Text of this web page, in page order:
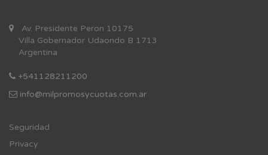
Av. Presidente Peron 10175
Villa Gobernador Udaondo B 1713
Argentina
+541128211200
info@milpromosycuotas.com.ar
Seguridad
Privacy